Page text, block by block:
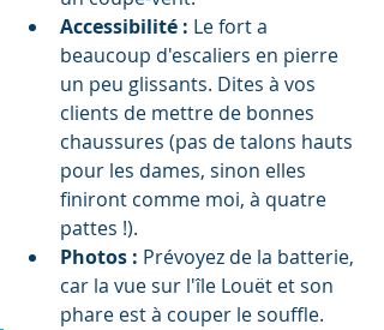
Accessibilité : Le fort a
beaucoup d'escaliers en pierre
un peu glissants. Dites à vos
clients de mettre de bonnes
chaussures (pas de talons hauts
pour les dames, sinon elles
finiront comme moi, à quatre
pattes !).
Photos : Prévoyez de la batterie,
car la vue sur l'île Louët et son
phare est à couper le souffle.